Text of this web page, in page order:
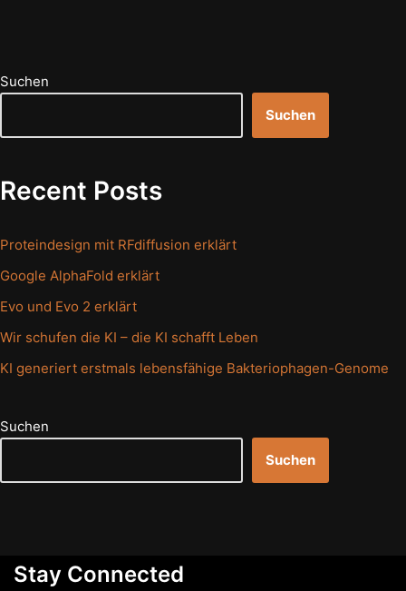
Suchen
Suchen
Recent Posts
Proteindesign mit RFdiffusion erklärt
Google AlphaFold erklärt
Evo und Evo 2 erklärt
Wir schufen die KI – die KI schafft Leben
KI generiert erstmals lebensfähige Bakteriophagen-Genome
Suchen
Suchen
Stay Connected